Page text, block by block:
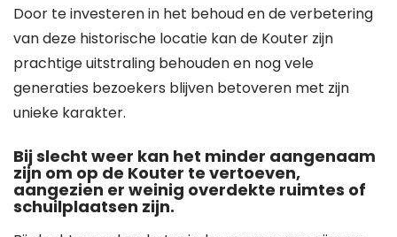
Door te investeren in het behoud en de verbetering
van deze historische locatie kan de Kouter zijn
prachtige uitstraling behouden en nog vele
generaties bezoekers blijven betoveren met zijn
unieke karakter.
Bij slecht weer kan het minder aangenaam
zijn om op de Kouter te vertoeven,
aangezien er weinig overdekte ruimtes of
schuilplaatsen zijn.